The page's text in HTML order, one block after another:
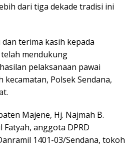
dari tiga dekade tradisi ini
terima kasih kepada
mendukung
pelaksanaan pawai
Polsek Sendana,
Majene, Hj. Najmah B.
anggota DPRD
1401-03/Sendana, tokoh